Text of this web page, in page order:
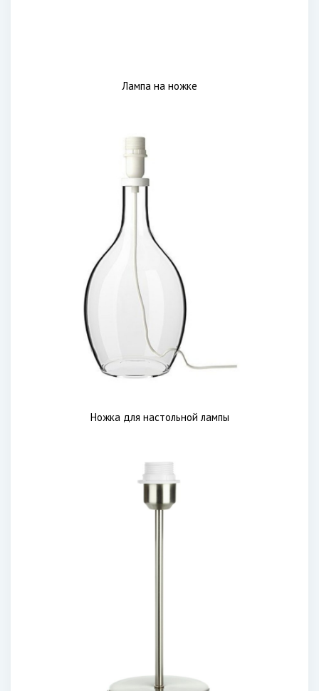
Лампа на ножке
Ножка для настольной лампы